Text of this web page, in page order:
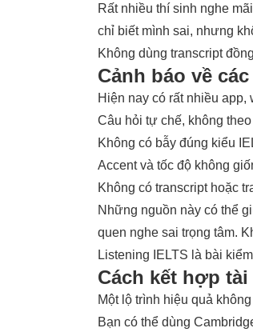
Rất nhiều thí sinh nghe
chỉ biết mình sai, nhưng
Không dùng transcript
Cảnh báo về
Hiện nay có rất nhiều
Câu hỏi tự chế, không
Không có bẫy đúng kiểu
Accent và tốc độ không
Không có transcript hoặc
Những nguồn này có thể
quen nghe sai trọng tâm.
Listening IELTS là bài
Cách kết hợp
Một lộ trình hiệu quả
Bạn có thể dùng